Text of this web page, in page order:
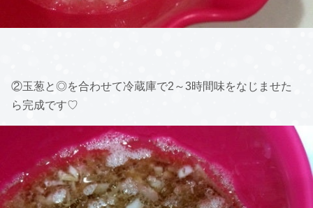
②玉葱と◎を合わせて冷蔵庫で2～3時間味をなじませた
ら完成です♡